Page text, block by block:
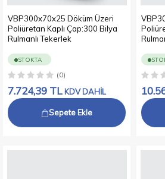
VBP300x70x25 Döküm Üzeri
Poliüretan Kaplı Çap:300 Bilya
Rulmanlı Tekerlek
STOKTA
(0)
7.724,39 TL KDV DAHİL
Sepete Ekle